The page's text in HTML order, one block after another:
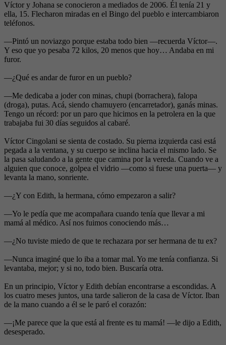
Víctor y Johana se conocieron a mediados de 2006. Él tenía 21 y
ella, 15. Flecharon miradas en el Bingo del pueblo e intercambiaron
teléfonos.
—Pintó un noviazgo porque estaba todo bien —recuerda Víctor—.
Y eso que yo pesaba 72 kilos, 20 menos que hoy… Andaba en mi
furor.
—¿Qué es andar de furor en un pueblo?
—Me dedicaba a joder con minas, chupi (borrachera), falopa
(droga), putas. Acá, siendo chamuyero (encarretador), ganás minas.
Tengo un récord: por un paro que hicimos en la petrolera en la que
trabajaba fui 30 días seguidos al cabaré.
Víctor Cingolani se sienta de costado. Su pierna izquierda casi está
pegada a la ventana, y su cuerpo se inclina hacia el mismo lado. Se
la pasa saludando a la gente que camina por la vereda. Cuando ve a
alguien que conoce, golpea el vidrio —como si fuese una puerta— y
levanta la mano, sonriente.
—¿Y con Edith, la hermana, cómo empezaron a salir?
—Yo le pedía que me acompañara cuando tenía que llevar a mi
mamá al médico. Así nos fuimos conociendo más…
—¿No tuviste miedo de que te rechazara por ser hermana de tu ex?
—Nunca imaginé que lo iba a tomar mal. Yo me tenía confianza. Si
levantaba, mejor; y si no, todo bien. Buscaría otra.
En un principio, Víctor y Edith debían encontrarse a escondidas. A
los cuatro meses juntos, una tarde salieron de la casa de Víctor. Iban
de la mano cuando a él se le paró el corazón:
—¡Me parece que la que está al frente es tu mamá! —le dijo a Edith,
desesperado.